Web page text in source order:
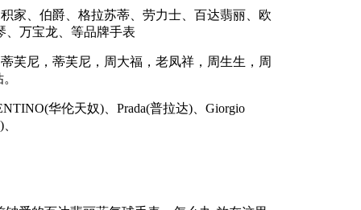
家、伯爵、格拉苏蒂、劳力士、百达翡丽、欧
、万宝龙、等品牌手表
芙尼，蒂芙尼，周大福，老凤祥，周生生，周
华伦天奴)、Prada(普拉达)、Giorgio